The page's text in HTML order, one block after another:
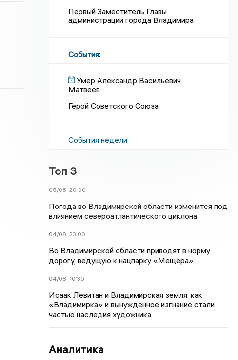
Первый Заместитель Главы
администрации города Владимира
События:
Умер Александр Васильевич
Матвеев
Герой Советского Союза.
События недели
Топ 3
05/08 20:00
Погода во Владимирской области изменится под
влиянием североатлантического циклона
04/08 23:00
Во Владимирской области приводят в норму
дорогу, ведущую к нацпарку «Мещёра»
04/08 10:30
Исаак Левитан и Владимирская земля: как
«Владимирка» и вынужденное изгнание стали
частью наследия художника
Аналитика